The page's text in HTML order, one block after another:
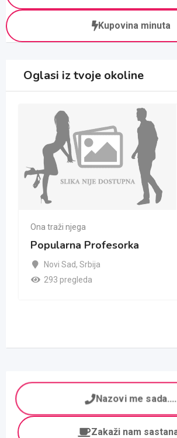
Kupovina minuta
Oglasi iz tvoje okoline
Ona traži njega
Popularna Profesorka
Novi Sad, Srbija
293 pregleda
Nazovi me sada....
Zakaži nam